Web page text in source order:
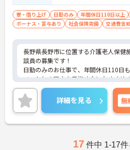
寮・借り上げ 日勤のみ 年間休日110日以上
ボーナス・賞与あり
社会保険完備 交通費支
長野県長野市に位置する介護老人保健
談員の募集です！
日勤のみのお仕事で、年間休日110日
ベートとの両立を目指す方におすす
賞与制度があり、頑張りが評価されて
元されます。さらに各種手当もあるの
ントです◎フォロー体制もあり、経験
心してスタートできます。
こちらの求人にご興味がございました
詳細を見る 無
17 件中 1-17